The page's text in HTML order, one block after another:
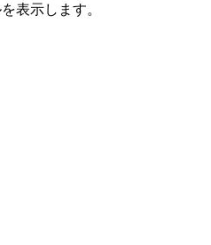
表示します。